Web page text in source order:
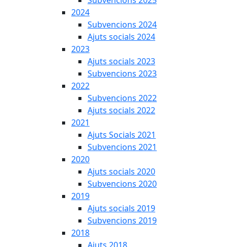
2024
Subvencions 2024
Ajuts socials 2024
2023
Ajuts socials 2023
Subvencions 2023
2022
Subvencions 2022
Ajuts socials 2022
2021
Ajuts Socials 2021
Subvencions 2021
2020
Ajuts socials 2020
Subvencions 2020
2019
Ajuts socials 2019
Subvencions 2019
2018